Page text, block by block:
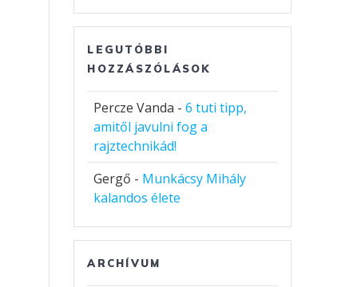
LEGUTÓBBI
HOZZÁSZÓLÁSOK
Percze Vanda -6 tuti tipp,
amitől javulni fog a
rajztechnikád!
Gergő - Munkácsy Mihály
kalandos élete
ARCHÍVUM